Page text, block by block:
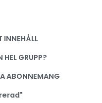
INNEHÅLL
HEL GRUPP?
ABONNEMANG